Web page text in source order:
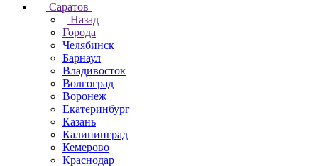
Саратов
Назад
Города
Челябинск
Барнаул
Владивосток
Волгоград
Воронеж
Екатеринбург
Казань
Калининград
Кемерово
Краснодар